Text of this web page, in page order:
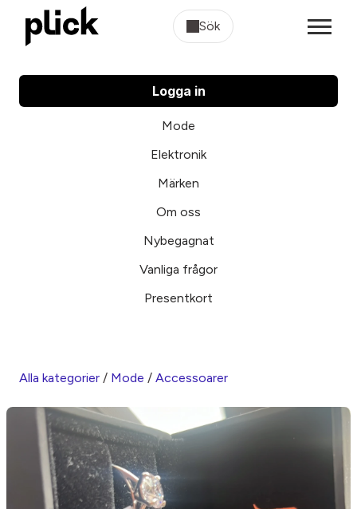
Sök
Logga in
Mode
Elektronik
Märken
Om oss
Nybegagnat
Vanliga frågor
Presentkort
Alla kategorier / Mode / Accessoarer